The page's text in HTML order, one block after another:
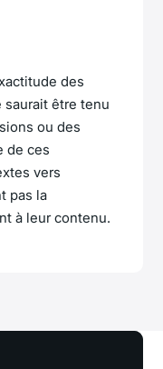
des
être tenu
ou des
de ces
vers
pas la
à leur contenu.